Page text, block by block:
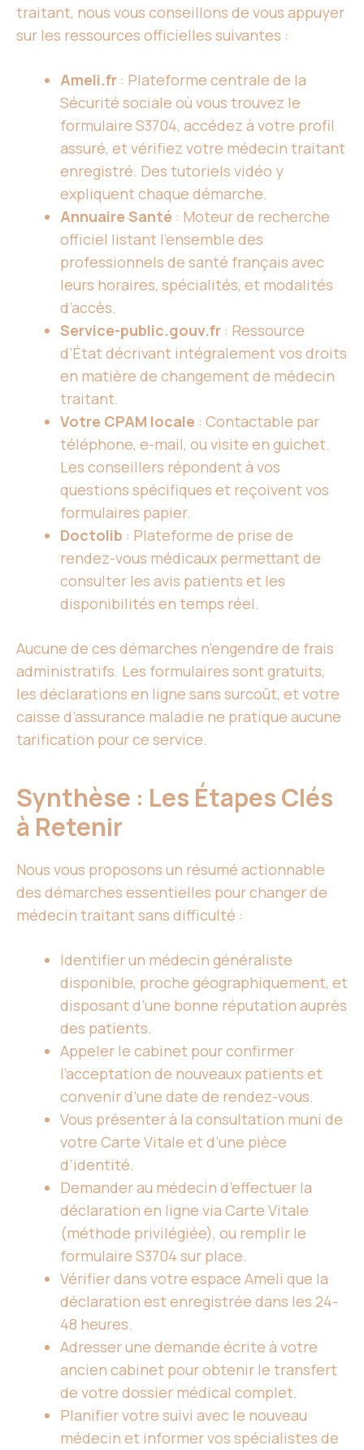
traitant, nous vous conseillons de vous appuyer
sur les ressources officielles suivantes :
Ameli.fr : Plateforme centrale de la
Sécurité sociale où vous trouvez le
formulaire S3704, accédez à votre profil
assuré, et vérifiez votre médecin traitant
enregistré. Des tutoriels vidéo y
expliquent chaque démarche.
Annuaire Santé : Moteur de recherche
officiel listant l’ensemble des
professionnels de santé français avec
leurs horaires, spécialités, et modalités
d’accès.
Service-public.gouv.fr : Ressource
d’État décrivant intégralement vos droits
en matière de changement de médecin
traitant.
Votre CPAM locale : Contactable par
téléphone, e-mail, ou visite en guichet.
Les conseillers répondent à vos
questions spécifiques et reçoivent vos
formulaires papier.
Doctolib : Plateforme de prise de
rendez-vous médicaux permettant de
consulter les avis patients et les
disponibilités en temps réel.
Aucune de ces démarches n’engendre de frais
administratifs. Les formulaires sont gratuits,
les déclarations en ligne sans surcoût, et votre
caisse d’assurance maladie ne pratique aucune
tarification pour ce service.
Synthèse : Les Étapes Clés
à Retenir
Nous vous proposons un résumé actionnable
des démarches essentielles pour changer de
médecin traitant sans difficulté :
Identifier un médecin généraliste
disponible, proche géographiquement, et
disposant d’une bonne réputation auprès
des patients.
Appeler le cabinet pour confirmer
l’acceptation de nouveaux patients et
convenir d’une date de rendez-vous.
Vous présenter à la consultation muni de
votre Carte Vitale et d’une pièce
d’identité.
Demander au médecin d’effectuer la
déclaration en ligne via Carte Vitale
(méthode privilégiée), ou remplir le
formulaire S3704 sur place.
Vérifier dans votre espace Ameli que la
déclaration est enregistrée dans les 24-
48 heures.
Adresser une demande écrite à votre
ancien cabinet pour obtenir le transfert
de votre dossier médical complet.
Planifier votre suivi avec le nouveau
médecin et informer vos spécialistes de